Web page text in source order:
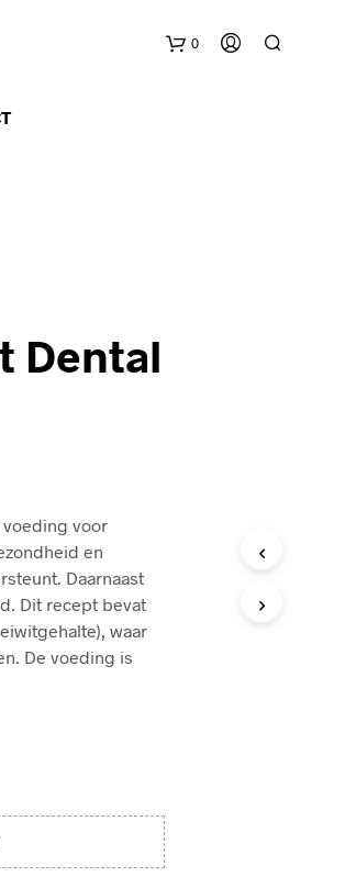
0
Dental
voeding voor
en
Daarnaast
Dit recept bevat
waar
De voeding is